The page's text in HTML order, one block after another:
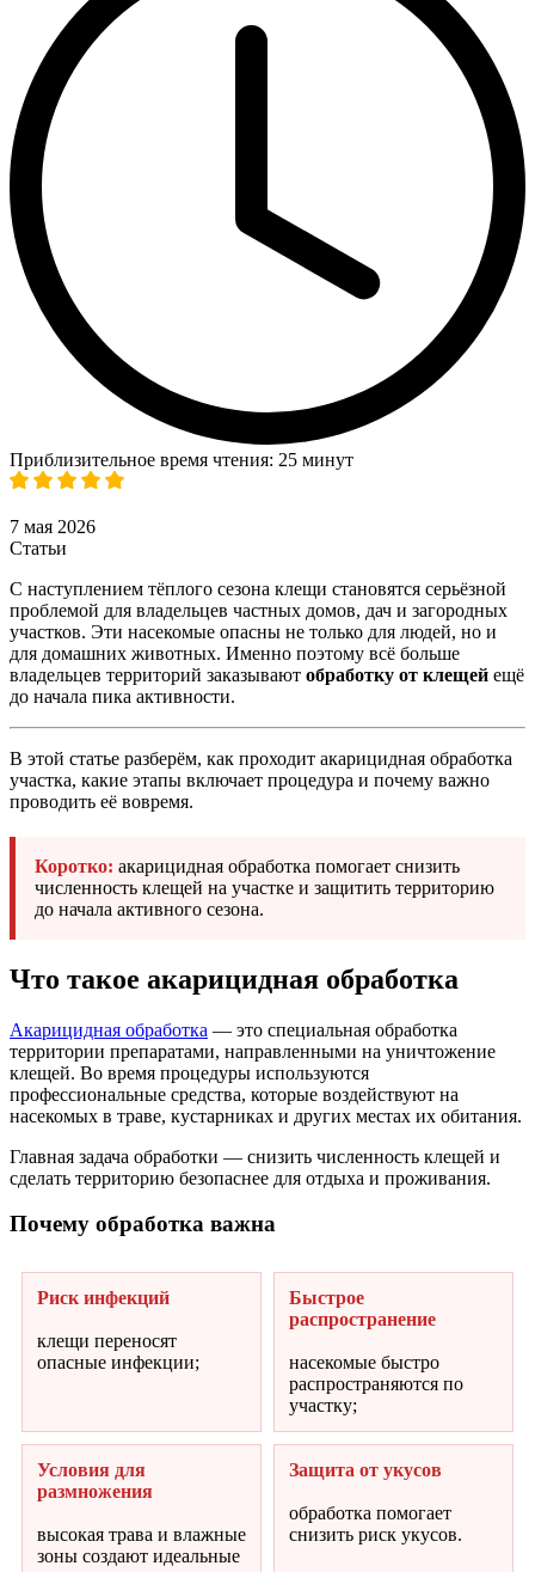
Приблизительное время чтения: 25 минут
7 мая 2026
Статьи
С наступлением тёплого сезона клещи становятся серьёзной
проблемой для владельцев частных домов, дач и загородных
участков. Эти насекомые опасны не только для людей, но и
для домашних животных. Именно поэтому всё больше
владельцев территорий заказывают обработку от клещей ещё
до начала пика активности.
В этой статье разберём, как проходит акарицидная обработка
участка, какие этапы включает процедура и почему важно
проводить её вовремя.
Коротко: акарицидная обработка помогает снизить
численность клещей на участке и защитить территорию
до начала активного сезона.
Что такое акарицидная обработка
Акарицидная обработка — это специальная обработка
территории препаратами, направленными на уничтожение
клещей. Во время процедуры используются
профессиональные средства, которые воздействуют на
насекомых в траве, кустарниках и других местах их обитания.
Главная задача обработки — снизить численность клещей и
сделать территорию безопаснее для отдыха и проживания.
Почему обработка важна
Риск инфекций
клещи переносят
опасные инфекции;
Быстрое
распространение
насекомые быстро
распространяются по
участку;
Условия для
размножения
высокая трава и влажные
зоны создают идеальные
Защита от укусов
обработка помогает
снизить риск укусов.